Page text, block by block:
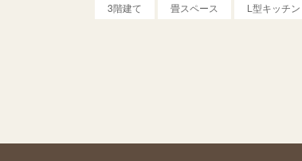
3階建て 畳スペース L型キッチン